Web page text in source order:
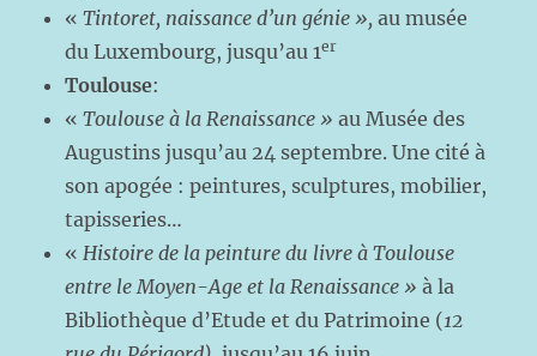
«Tintoret, naissance d’un génie »,au musée
du Luxembourg, jusqu’au 1er
Toulouse:
«Toulouse à la Renaissance »au Musée des
Augustins jusqu’au 24 septembre. Une cité à
son apogée : peintures, sculptures, mobilier,
tapisseries…
«Histoire de la peinture du livre à Toulouse
entre le Moyen-Age et la Renaissance »à la
Bibliothèque d’Etude et du Patrimoine (12